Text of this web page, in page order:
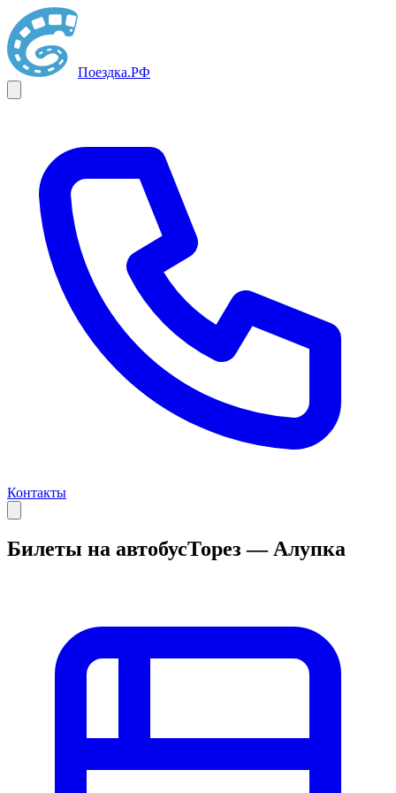
Поездка.РФ
Контакты
Билеты на автобусТорез — Алупка